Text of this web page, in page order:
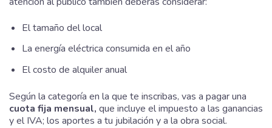
El tamaño del local
La energía eléctrica consumida en el año
El costo de alquiler anual
Según la categoría en la que te inscribas, vas a pagar una
cuota fija mensual, que incluye el impuesto a las ganancias
y el IVA; los aportes a tu jubilación y a la obra social.